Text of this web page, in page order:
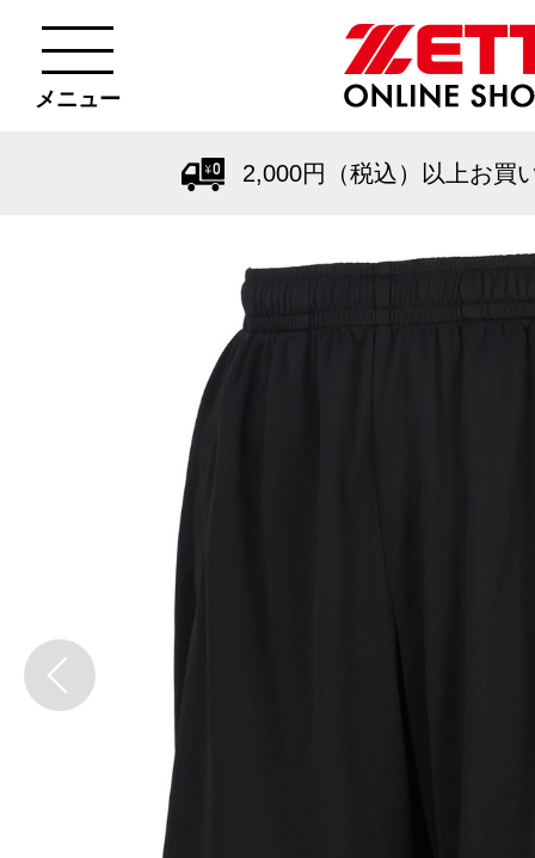
メニュー
2,000円（税込）以上お買